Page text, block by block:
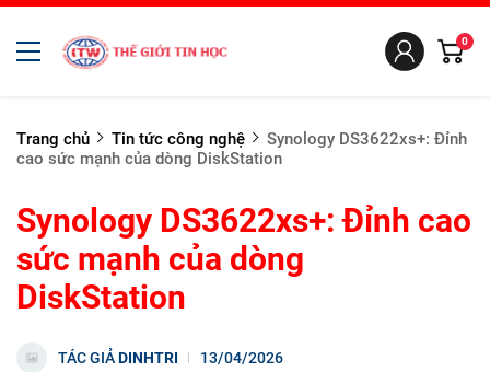
0
Trang chủ Tin tức công nghệ
Synology DS3622xs+: Đỉnh
cao sức mạnh của dòng DiskStation
Synology DS3622xs+: Đỉnh cao
sức mạnh của dòng
DiskStation
TÁC GIẢDINHTRI 13/04/2026